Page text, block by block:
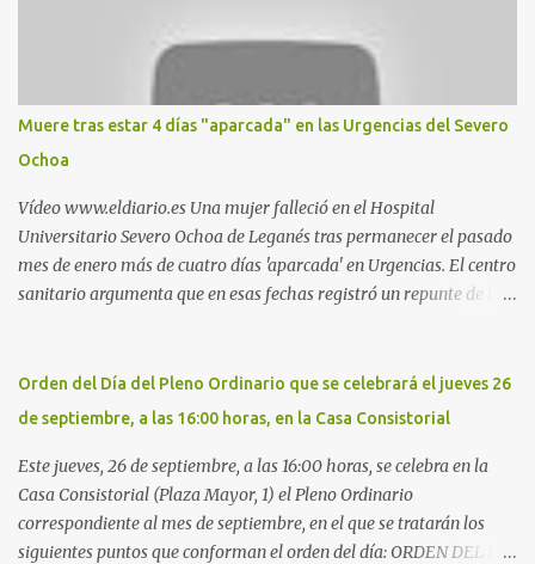
estadio municipal de Butarque) y caminos entre el estadio y Plaza
Nueva. Otro lugar: Escombrera de Polvoranca, entre Leganés y
Móstoles También en el parque de la Hispanidad, situado frente a
la Policía Local de Leganés de la calle Chile, 1, y junto al
cementerio de Butarque". Más información
Muere tras estar 4 días "aparcada" en las Urgencias del Severo
Ochoa
Vídeo www.eldiario.es Una mujer falleció en el Hospital
Universitario Severo Ochoa de Leganés tras permanecer el pasado
mes de enero más de cuatro días 'aparcada' en Urgencias. El centro
sanitario argumenta que en esas fechas registró un repunte de las
arritmia y agravamiento de su dolencia por culpa de un resfriado.
Por ello, la ingresaron a finales del año pasado en el Hospital
cama, en el pasillo, sin mantas y sin poder descansar. Su hija, que
ha denunciado el caso y que grabó un vídeo de la situación
extrema, aseguró que los pasillos estaban repletos de enfermos y
que faltaban médicos por las vacaciones de Navidad, además de
Orden del Día del Pleno Ordinario que se celebrará el jueves 26
de septiembre, a las 16:00 horas, en la Casa Consistorial
Este jueves, 26 de septiembre, a las 16:00 horas, se celebra en la
Casa Consistorial (Plaza Mayor, 1) el Pleno Ordinario
correspondiente al mes de septiembre, en el que se tratarán los
siguientes puntos que conforman el orden del día: ORDEN DEL DÍA